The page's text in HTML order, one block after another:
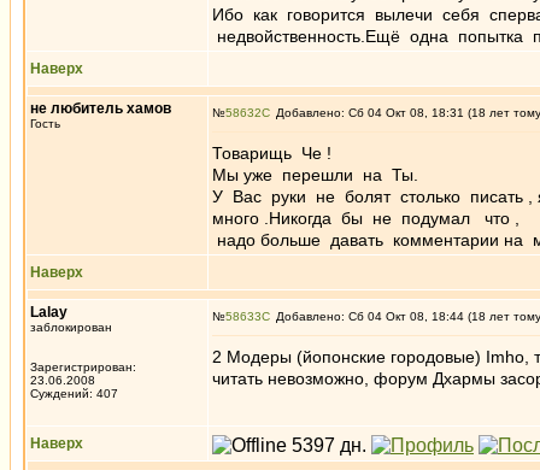
Ибо как говорится вылечи себя
недвойственность.Ещё одна
Наверх
не любитель хамов
Гость
№58632 Добавлено: Сб 04 Окт 08, 18:31 (18 лет
Товарищь Че !
Мы уже перешли на Ты.
У Вас руки не болят столько писать
много .Никогда бы не подумал что ,
надо больше давать комментарии
Наверх
Lalay
заблокирован
Зарегистрирован:
23.06.2008
Суждений: 407
№58633 Добавлено: Сб 04 Окт 08, 18:44 (18 лет
2 Модеры (йопонские городовые) Imho,
читать невозможно, форум Дхармы
Наверх